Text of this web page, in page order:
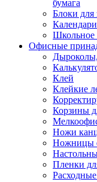
бумага
Блоки для
Календари
Школьное
Офисные
Клей
Клейкие
Корзины
Ножи
Ножницы
Пленки